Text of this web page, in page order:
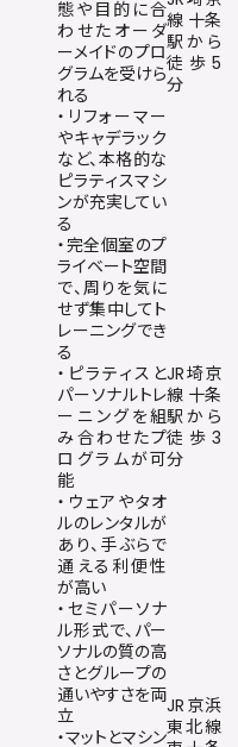
態や目的に合
わせたオーダ
ーメイドのプロ
グラムを受けら
れる
・リフォーマー
やキャデラック
など、本格的な
ピラティスマシ
ンが充実してい
る
線 十条
駅から
徒歩5
分
・完全個室のプ
ライベート空間
で、周りを気に
せず集中してト
レーニングでき
る
・ピラティスと
パーソナルトレ
ーニングを組
み合わせたプ
ログラムが可
能
・ウェアやタオ
ルのレンタルが
あり、手ぶらで
通える利便性
が高い
JR埼京
線 十条
駅から
徒歩3
分
・セミパーソナ
ル形式で、パー
ソナルの質の高
さとグループの
通いやすさを両
立
・マットとマシン
JR京浜
東北線